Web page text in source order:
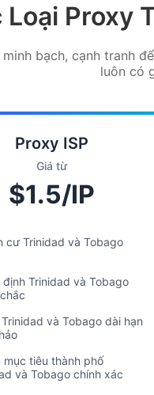
Loại Proxy
bạch, cạnh tranh
luôn có
Proxy ISP
Giá từ
$1.5/IP
cư Trinidad và Tobago
Trinidad và Tobago
Trinidad và Tobago dài hạn
mục tiêu thành phố
và Tobago chính xác